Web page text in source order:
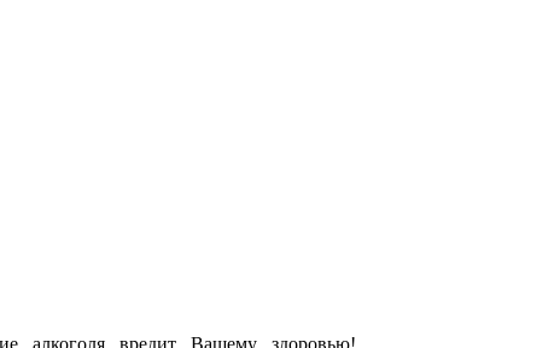
алкоголя вредит Вашему здоровью!